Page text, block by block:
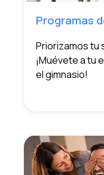
Programas
Priorizamos tu
¡Muévete a tu
el gimnasio!